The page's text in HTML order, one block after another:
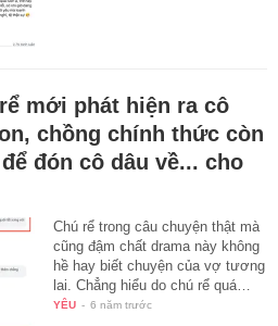
mới phát hiện ra cô
chồng chính thức còn
đón cô dâu về... cho
Chú rể trong câu chuyện thật mà
cũng đậm chất drama này không
hề hay biết chuyện của vợ tương
lai. Chẳng hiểu do chú rể quá…
YÊU - 6 năm trước